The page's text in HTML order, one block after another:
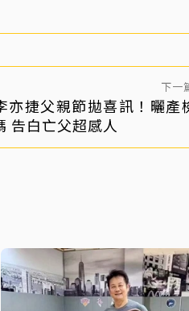
下一
亦捷父親節拋喜訊！曬產
告白亡父超感人